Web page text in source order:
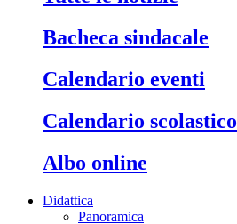
bacheca sindacale
calendario eventi
calendario scolastico
albo online
Didattica
Panoramica